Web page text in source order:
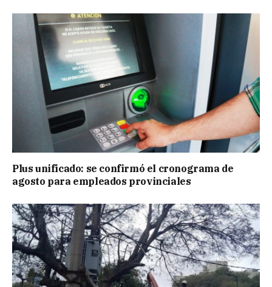
Plus unificado: se confirmó el cronograma de
agosto para empleados provinciales